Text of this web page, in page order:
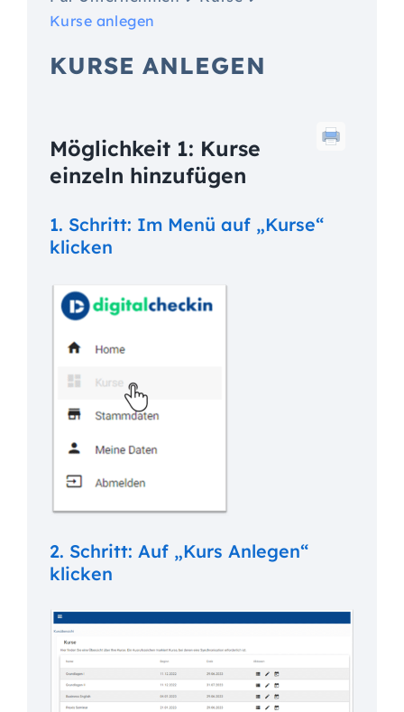
Kurse anlegen
KURSE ANLEGEN
Möglichkeit 1: Kurse
einzeln hinzufügen
1. Schritt: Im Menü auf „Kurse“
klicken
2. Schritt: Auf „Kurs Anlegen“
klicken